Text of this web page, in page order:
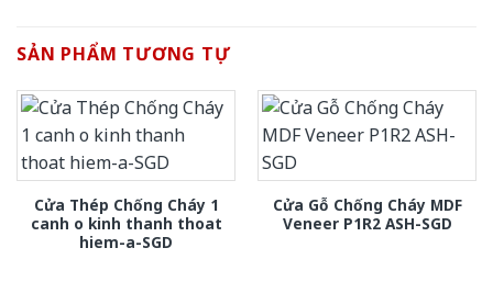
SẢN PHẨM TƯƠNG TỰ
Cửa Thép Chống Cháy 1
canh o kinh thanh thoat
hiem-a-SGD
Cửa Gỗ Chống Cháy MDF
Veneer P1R2 ASH-SGD